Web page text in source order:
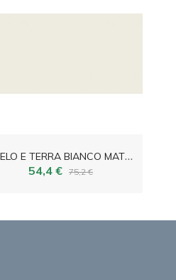
C
IELO E TERRA BIANCO MAT 119,8x59,8
54,4 € 75,2 €